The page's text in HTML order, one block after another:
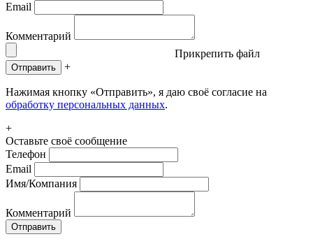
Email
Комментарий
Прикрепить файл
Отправить +
Нажимая кнопку «Отправить», я даю своё согласие на
обработку персональных данных.
+
Оставьте своё сообщение
Телефон
Email
Имя/Компания
Комментарий
Отправить